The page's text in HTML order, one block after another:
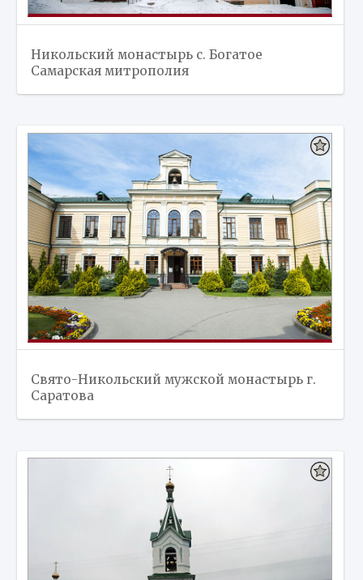
Никольский монастырь с. Богатое
Самарская митрополия
Свято-Никольский мужской монастырь г.
Саратова